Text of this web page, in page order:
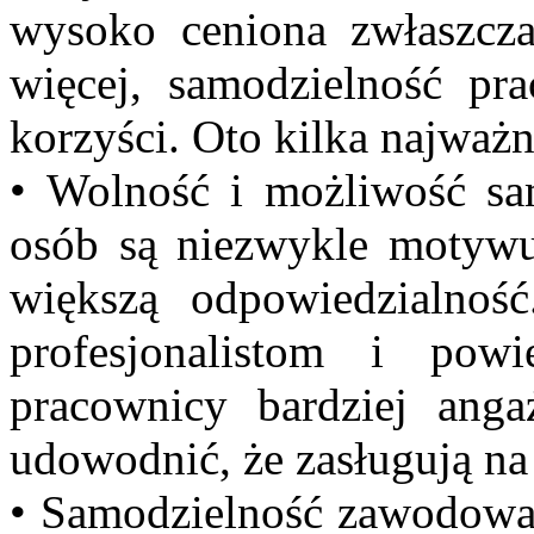
wysoko ceniona
więcej, samodzielność
korzyści. Oto kilka
• Wolność i możliwość
osób są niezwykle
większą
profesjonalistom i
pracownicy bardziej
udowodnić, że ​zasługują
• Samodzielność